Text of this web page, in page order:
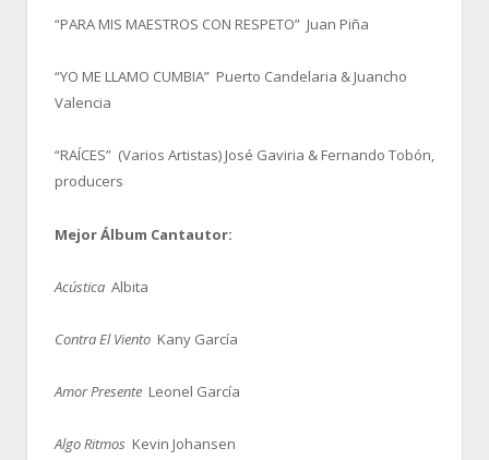
“PARA MIS MAESTROS CON RESPETO” Juan Piña
“YO ME LLAMO CUMBIA” Puerto Candelaria & Juancho
Valencia
“RAÍCES” (Varios Artistas) José Gaviria & Fernando Tobón,
producers
Mejor Álbum Cantautor:
Acústica Albita
Contra El Viento Kany García
Amor Presente Leonel García
Algo Ritmos Kevin Johansen